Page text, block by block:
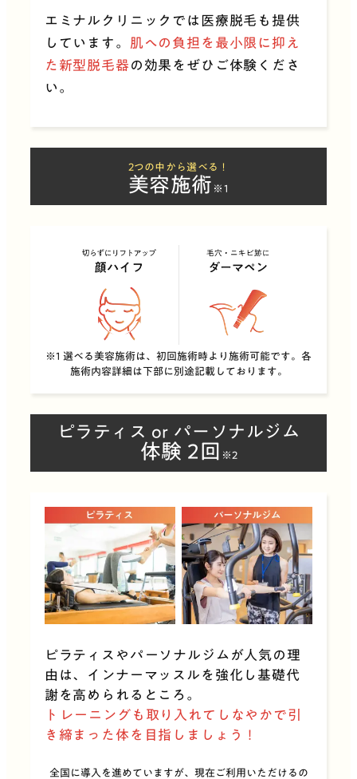
エミナルクリニックでは 医療脱毛も提供
しています。 肌への負担を最小限に抑え
た新型脱毛器 の 効果をぜひご体験くださ
い。
2つの中から選べる！
美容施術 ※1
※1 選べる美容施術は、初回施術時より施術可能です。各
施術内容詳細は下部に別途記載しております。
ピラティス or パーソナルジム
体験 2回 ※2
ピラティスやパーソナルジムが人気の理
由は、インナーマッスルを強化し基礎代
謝を高められるところ。
トレーニングも取り入れてしなやかで引
き締まった体を目指しましょう！
全国に導入を進めていますが、現在ご利用いただけるの